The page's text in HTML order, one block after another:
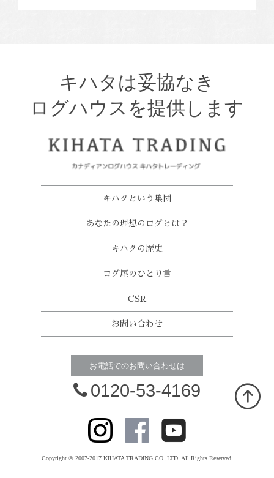
キハタは妥協なき
ログハウスを提供します
キハタという集団
あなたの理想のログとは？
キハタの歴史
ログ屋のひとり言
CSR
お問い合わせ
お電話でのお問い合わせは
0120-53-4169
Copyright © 2007-2017 KIHATA TRADING CO.,LTD. All Rights Reserved.